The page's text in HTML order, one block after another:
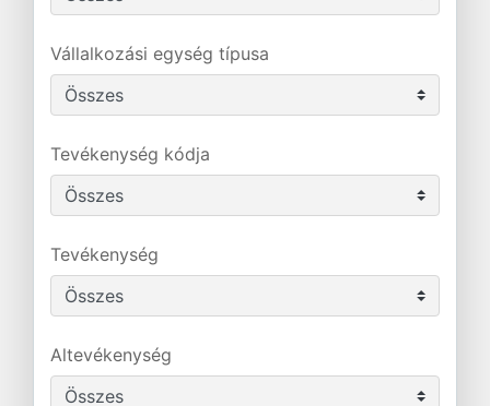
Vállalkozási egység típusa
Tevékenység kódja
Tevékenység
Altevékenység